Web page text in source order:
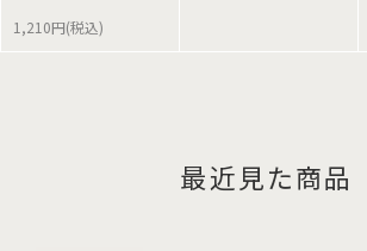
1,210円(税込)
最近見た商品